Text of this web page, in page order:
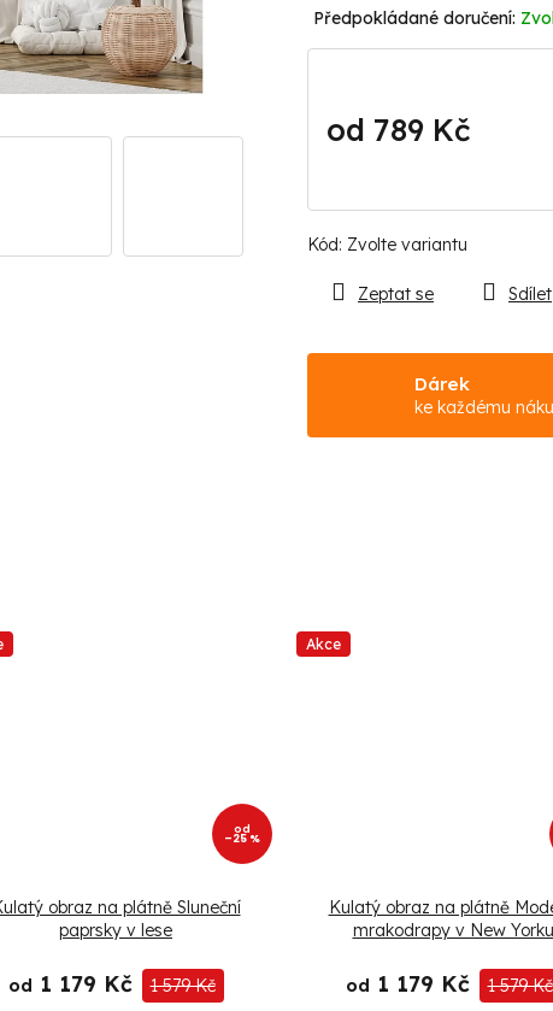
Kód: Zvolte variantu
od 789 Kč
Dárek
ke každému
Zeptat se Sdílet
od
–25 %
obraz na plátně Sluneční
paprsky v lese
od 1 179 Kč 1 579 Kč
Akce
Kulatý obraz na plátně
mrakodrapy v New Yorku
od 1 179 Kč 1 579 Kč